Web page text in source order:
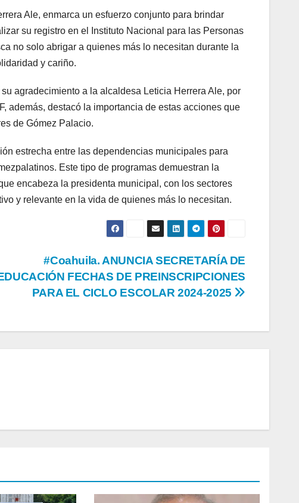
Ale, enmarca un esfuerzo conjunto para brindar
su registro en el Instituto Nacional para las Personas
no solo abrigar a quienes más lo necesitan durante la
y cariño.
agradecimiento a la alcaldesa Leticia Herrera Ale, por
además, destacó la importancia de estas acciones que
de Gómez Palacio.
estrecha entre las dependencias municipales para
Este tipo de programas demuestran la
encabeza la presidenta municipal, con los sectores
y relevante en la vida de quienes más lo necesitan.
#Coahuila. ANUNCIA SECRETARÍA DE
FECHAS DE PREINSCRIPCIONES
PARA EL CICLO ESCOLAR 2024-2025